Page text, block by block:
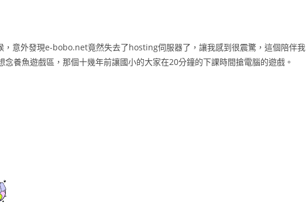
，意外發現e-bobo.net竟然失去了hosting伺服器了，讓我感到很震驚，這個陪伴我
養魚遊戲區，那個十幾年前讓國小的大家在20分鐘的下課時間搶電腦的遊戲。